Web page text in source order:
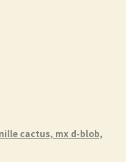
cactus, mx d-blob,